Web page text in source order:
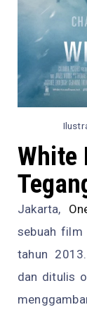
White
Jakarta,
sebuah film
tahun
dan ditulis